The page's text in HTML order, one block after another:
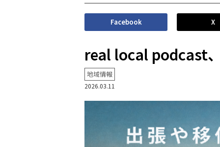
Facebook X
real local podcast、
地域情報
2026.03.11